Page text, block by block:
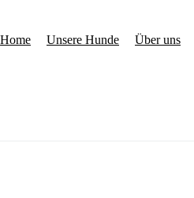
Home Unsere Hunde Über uns